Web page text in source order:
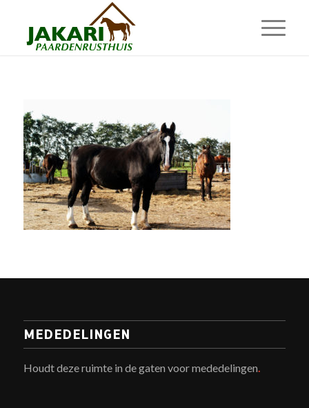
MEDEDELINGEN
Houdt deze ruimte in de gaten voor mededelingen.